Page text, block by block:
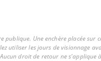
publique. Une enchère placée sur
utiliser les jours de visionnage
droit de retour ne s'applique